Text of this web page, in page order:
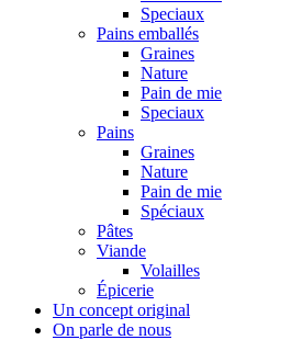
Speciaux
Pains emballés
Graines
Nature
Pain de mie
Speciaux
Pains
Graines
Nature
Pain de mie
Spéciaux
Pâtes
Viande
Volailles
Épicerie
Un concept original
On parle de nous